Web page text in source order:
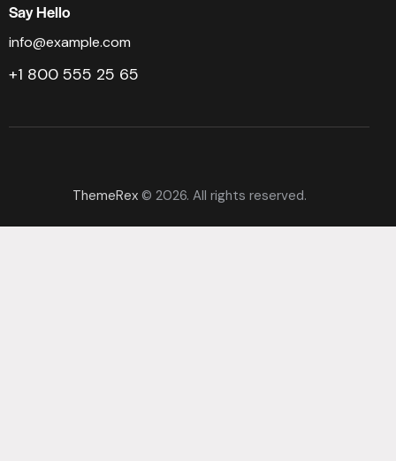
Say Hello
info@example.com
+1 800 555 25 65
ThemeRex© 2026. All rights reserved.